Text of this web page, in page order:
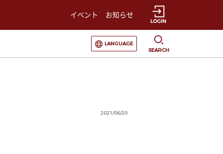
イベント お知らせ
LOGIN
選択すると言語の切替が発生します
LANGUAGE
SEARCH
2021/06/20